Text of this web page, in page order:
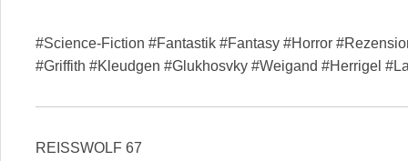
#Science-Fiction #Fantastik #Fantasy #Horror
#Griffith #Kleudgen #Glukhosvky #Weigand #Herrigel
REISSWOLF 67